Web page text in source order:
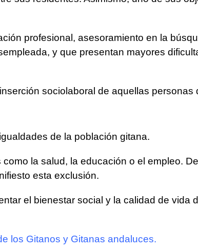
profesional, asesoramiento en la
y que presentan mayores
sociolaboral de aquellas personas
de la población gitana.
la salud, la educación o el empleo.
esta exclusión.
el bienestar social y la calidad de vida
los Gitanos y Gitanas andaluces.